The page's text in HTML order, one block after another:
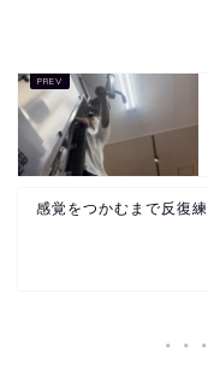
感覚をつかむまで反復